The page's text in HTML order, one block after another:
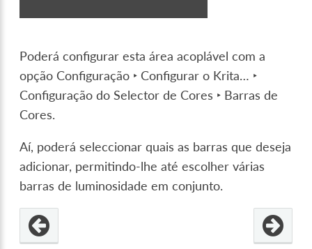
Poderá configurar esta área acoplável com a
opção Configuração ‣ Configurar o Krita… ‣
Configuração do Selector de Cores ‣ Barras de
Cores.
Aí, poderá seleccionar quais as barras que deseja
adicionar, permitindo-lhe até escolher várias
barras de luminosidade em conjunto.